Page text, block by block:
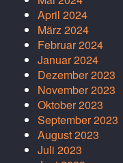
April 2024
März 2024
Februar 2024
Januar 2024
Dezember 2023
November 2023
Oktober 2023
September 2023
August 2023
Juli 2023